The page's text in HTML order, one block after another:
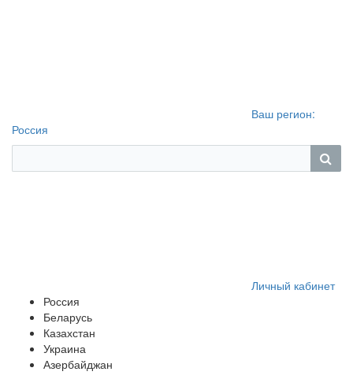
Ваш регион:
Россия
Личный кабинет
Россия
Беларусь
Казахстан
Украина
Азербайджан